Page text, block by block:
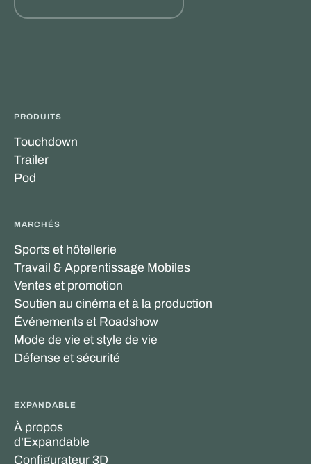
PRODUITS
Touchdown
Trailer
Pod
MARCHÉS
Sports et hôtellerie
Travail & Apprentissage Mobiles
Ventes et promotion
Soutien au cinéma et à la production
Événements et Roadshow
Mode de vie et style de vie
Défense et sécurité
EXPANDABLE
À propos
d'Expandable
Configurateur 3D